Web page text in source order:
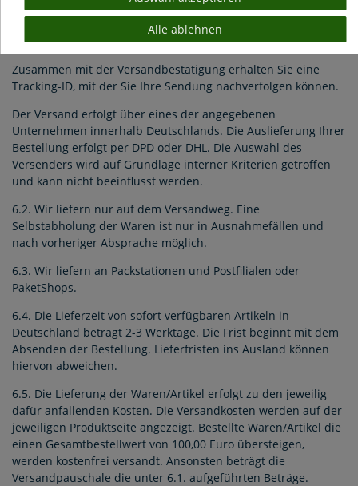
Lager verlässt.
Kann ich die Sendung meiner Bestellung nachverfolgen?
Zusammen mit der Versandbestätigung erhalten Sie eine
Tracking-ID, mit der Sie Ihre Sendung nachverfolgen können.
Der Versand erfolgt über eines der angegebenen
Unternehmen innerhalb Deutschlands. Die Auslieferung Ihrer
Bestellung erfolgt per DPD oder DHL. Die Auswahl des
Versenders wird auf Grundlage interner Kriterien getroffen
und kann nicht beeinflusst werden.
6.2. Wir liefern nur auf dem Versandweg. Eine
Selbstabholung der Waren ist nur in Ausnahmefällen und
nach vorheriger Absprache möglich.
6.3. Wir liefern an Packstationen und Postfilialen oder
PaketShops.
6.4. Die Lieferzeit von sofort verfügbaren Artikeln in
Deutschland beträgt 2-3 Werktage. Die Frist beginnt mit dem
Absenden der Bestellung. Lieferfristen ins Ausland können
hiervon abweichen.
6.5. Die Lieferung der Waren/Artikel erfolgt zu den jeweilig
dafür anfallenden Kosten. Die Versandkosten werden auf der
jeweiligen Produktseite angezeigt. Bestellte Waren/Artikel die
einen Gesamtbestellwert von 100,00 Euro übersteigen,
werden kostenfrei versandt. Ansonsten beträgt die
Versandpauschale die unter 6.1. aufgeführten Beträge.
Alle ablehnen